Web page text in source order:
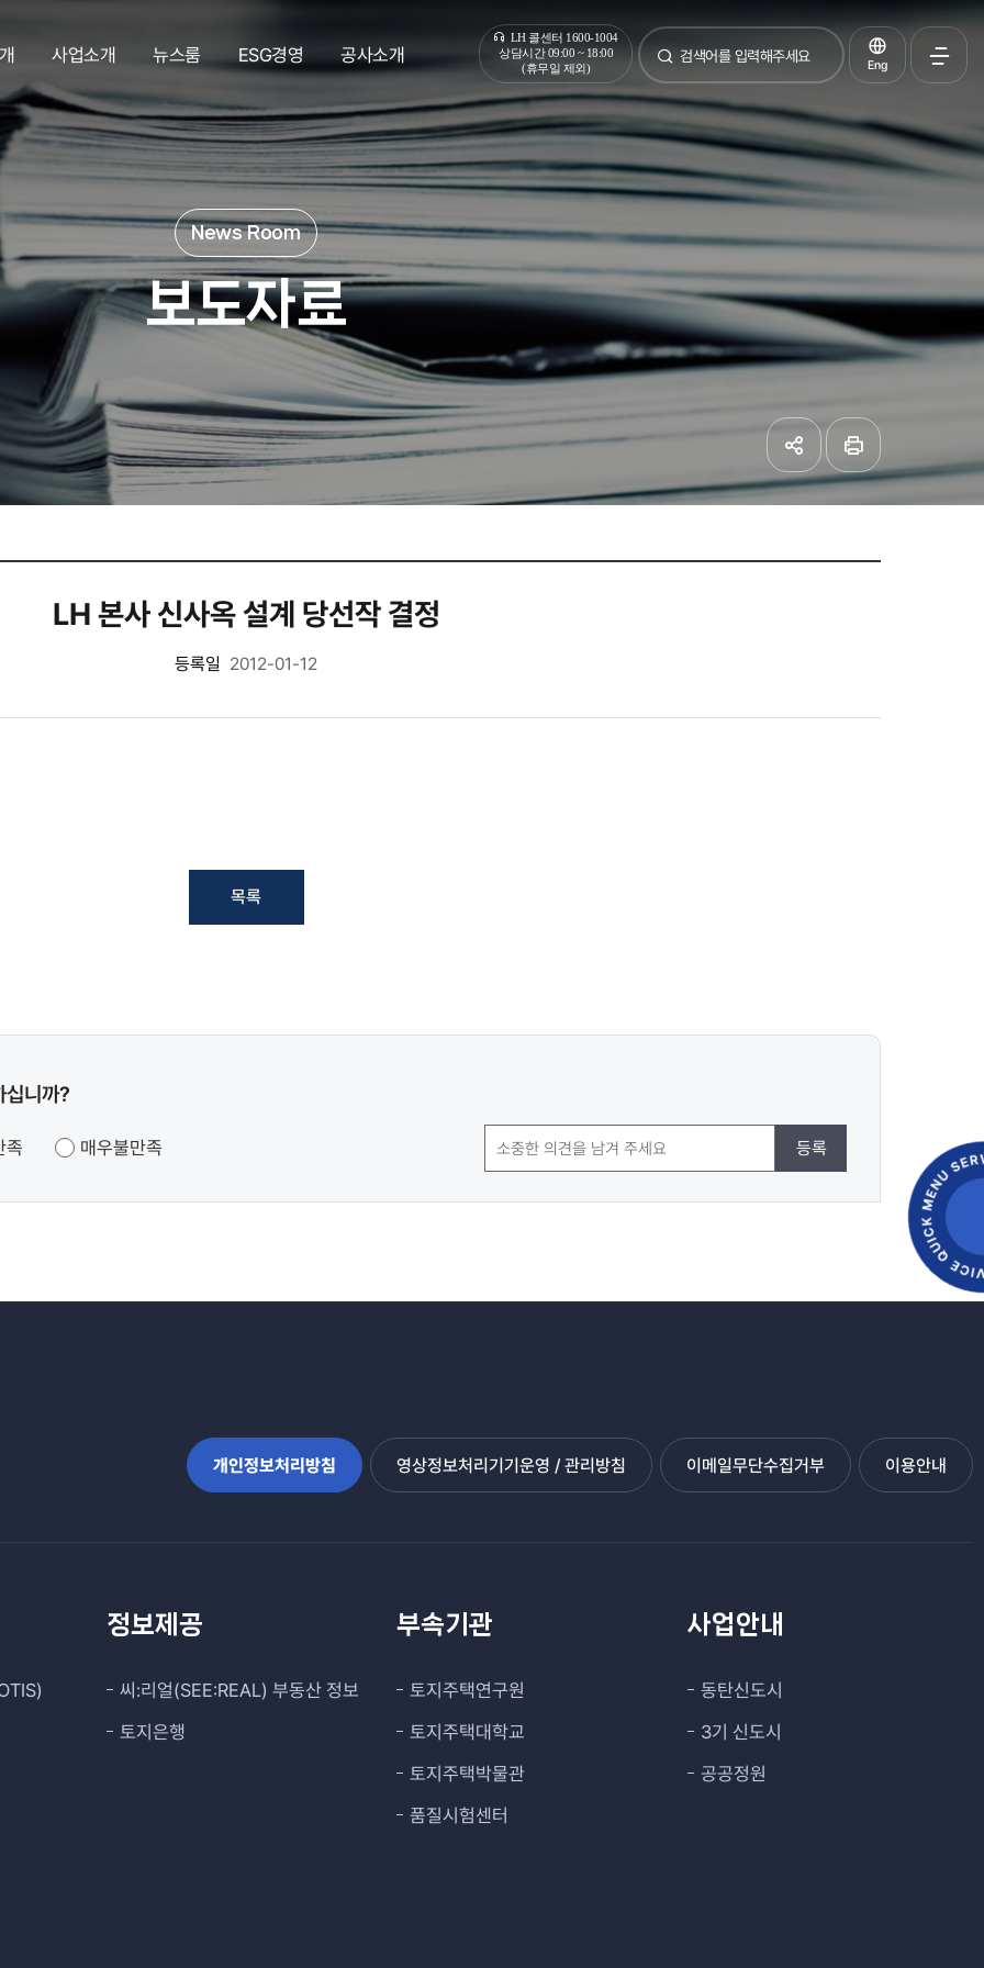
LH 콜센터 1600-1004
상담시간 09:00 ~ 18:00
(휴무일 제외)
통합검색
검색 Eng
사업소개 뉴스룸 ESG경영 공사소개
열기
보도자료
공유하기
LH 본사 신사옥 설계 당선작 결정
등록일 2012-01-12
목록
십니까?
족 매우불만족 등록
개인정보처리방침 영상정보처리기기운영 / 관리방침 이메일무단수집거부 이용안내
정보제공
씨:리얼(SEE:REAL) 부동산 정보
토지은행
부속기관
토지주택연구원
토지주택대학교
토지주택박물관
품질시험센터
사업안내
동탄신도시
3기 신도시
공공정원